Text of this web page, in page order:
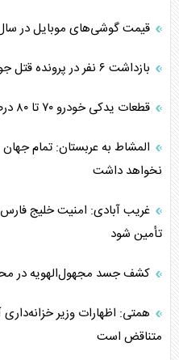
قیمت گوشی‌های موبایل در سال ۱۴۰۵ چقدر گران
بازداشت ۶ نفر در پرونده قتل جوانی در ستارخان
قطعات یدکی خودرو ۷۰ تا ۸۰ درصد گران شد
المشاط به عربستان: تمام
نخواهد داشت
غریب آبادی: امنیت خلیج
تأمین شود
کشف جسد مجهول‌الهویه در
همتی: اظهارات وزیر
متناقض است